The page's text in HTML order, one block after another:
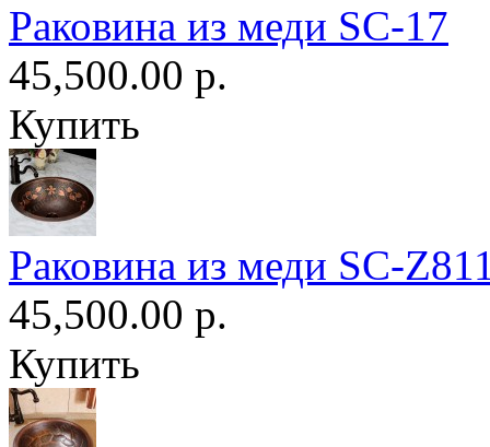
Раковина из меди SC-17
45,500.00 р.
Купить
Раковина из меди SC-
45,500.00 р.
Купить